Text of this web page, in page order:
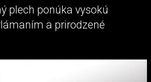
plech ponúka vysokú
a prirodzené